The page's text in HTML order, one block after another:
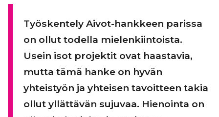
Työskentely Aivot-hankkeen parissa
on ollut todella mielenkiintoista.
Usein isot projektit ovat haastavia,
mutta tämä hanke on hyvän
yhteistyön ja yhteisen tavoitteen takia
ollut yllättävän sujuvaa. Hienointa on